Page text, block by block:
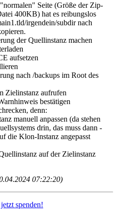
Seite (Größe der Zip-
400KB) hat es reibungslos
irgendein/subdir nach
der Quellinstanz machen
aufsetzen
nach /backups im Root des
Zielinstanz aufrufen
bestätigen
denn:
manuell anpassen (da stehen
drin, das muss dann -
die Klon-Instanz angepasst
auf der Zielinstanz
07:22:20)
jetzt spenden!